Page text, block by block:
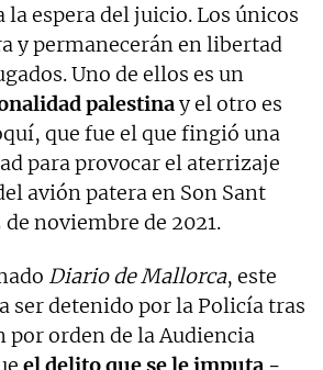
la espera del juicio. Los únicos
y permanecerán en libertad
Uno de ellos es un
palestinay el otro es
que fue el que fingió una
para provocar el aterrizaje
avión patera en Son Sant
de noviembre de 2021.
Diario de Mallorca, este
ser detenido por la Policía tras
por orden de la Audiencia
el delito que se le imputa -